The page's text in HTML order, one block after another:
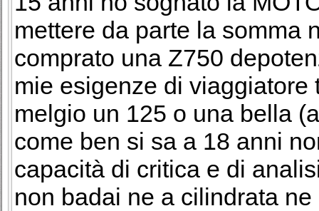
mettere da parte la somma
comprato una Z750
mie esigenze di
melgio un 125 o una bella
come ben si sa a 18 anni
capacità di critica e di
non badai ne a cilindrata